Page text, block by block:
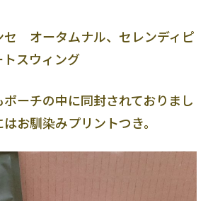
オータムナル、セレンディピ
スウィング
ーチの中に同封されておりまし
お馴染みプリントつき。